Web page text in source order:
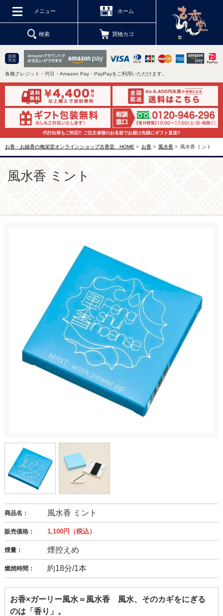
メニュー ホーム
検索 買物カゴ
決済
方法
各種クレジット・代引・Amazon Pay・PayPayをご利用いただけます。
代行出荷もご対応!! ご注文者様のお名前でお届け先様にギフト直送!!
お香・お線香の梅栄堂オンラインショップ古香堂 HOME > お香 > 風水香 > 風水香 ミント
風水香 ミント
商品名： 風水香 ミント
販売価格： 1,100円（税込）
煙量： 煙控えめ
燃焼時間： 約18分/1本
お香×ガーリー風水＝風水香 風水、そのカギをにぎる
のは「香り」。